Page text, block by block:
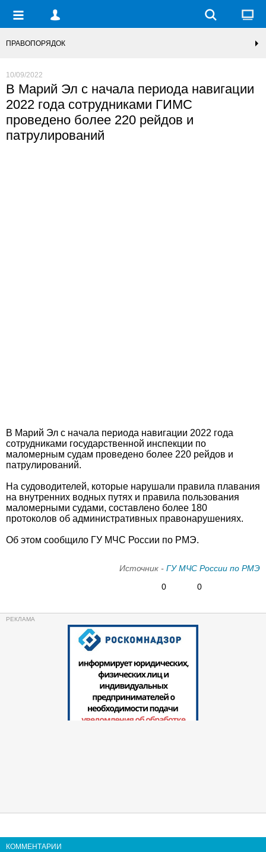
ПРАВОПОРЯДОК
10/09/2022
В Марий Эл с начала периода навигации
2022 года сотрудниками ГИМС
проведено более 220 рейдов и
патрулирований
В Марий Эл с начала периода навигации 2022 года
сотрудниками государственной инспекции по
маломерным судам проведено более 220 рейдов и
патрулирований.
На судоводителей, которые нарушали правила плавания
на внутренних водных путях и правила пользования
маломерными судами, составлено более 180
протоколов об административных правонарушениях.
Об этом сообщило ГУ МЧС России по РМЭ.
Источник - ГУ МЧС России по РМЭ
0
0
КОММЕНТАРИИ